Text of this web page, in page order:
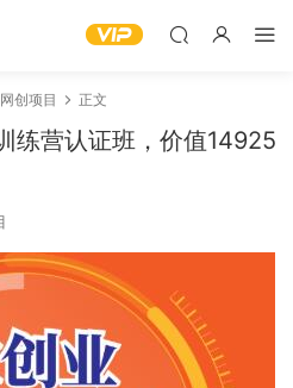
创项目 正文
练营认证班，价值14925